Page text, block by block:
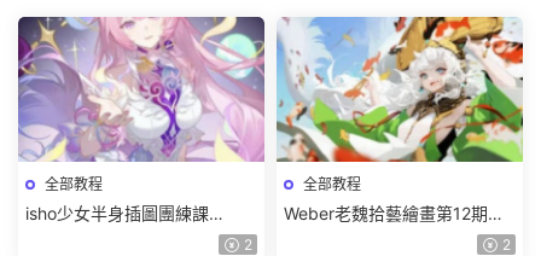
全部教程
isho少女半身插圖團練課
2026【畫質高清隻有視頻】 2
全部教程
Weber老魏拾藝繪畫第12期角
色特訓班【畫質不錯隻有視
2